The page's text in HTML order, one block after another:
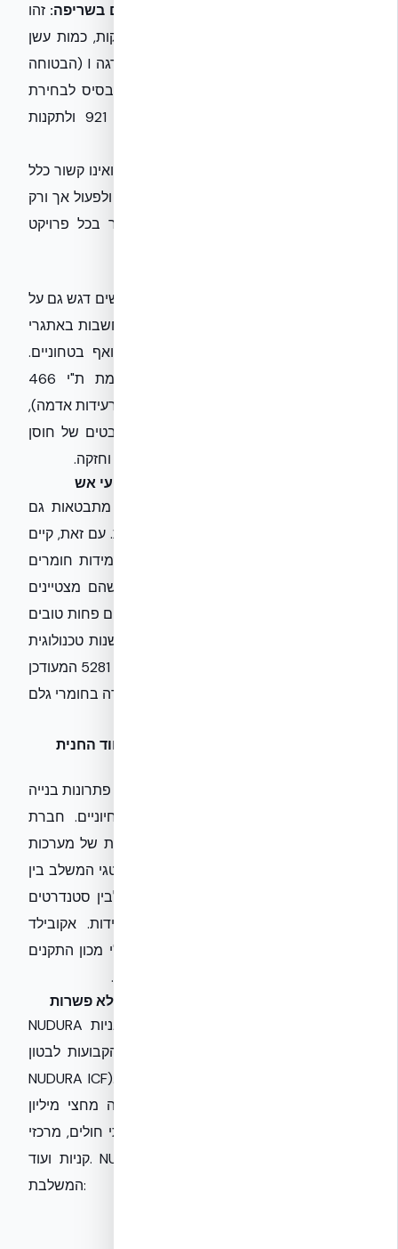
זהו
תקן בסיסי המסווג חומרים לפי דרגות דליקות, כמות עשן
הנפלטת ורעילות התוצרים. הסיווג נע בין דרגה I (הבטוחה
ביותר) לדרגה VI (הדליקה ביותר), ומהווה בסיס לבחירת
חומרי גמר וחיפוי בהתאם לדרישות ת"י 921 ולתקנות
מתייחס לחלונות ואינו קשור כלל
לנושאי אש. יש להימנע מבלבול בין התקנים ולפעול אך ורק
לפי ההנחיות המקצועיות המחמירות ביותר בכל פרויקט
לצד דרישות האש, ת"י 5281 המעודכן צפוי לשים דגש גם על
עמידות ויציבות המבנה לאורך זמן, תוך התחשבות באתגרי
אקלים (רוחות, סופות), איומים סייסמיים ואף בטחוניים.
התקנים הקונסטרוקטיביים הקיימים, כדוגמת ת"י 466
(תכן עמיד בפני רעידות אדמה),
יקבלו משנה תוקף והתייחסות למכלול ההיבטים של חוסן
המבנה, תוך שילוב מעטפת מבנית מתקדמת וחזקה.
בידוד תרמי ואקוסטי: יחסי גומלין עם ביצועי אש
הדרישות לבידוד תרמי ואקוסטי, כפי שהן מתבטאות גם
(בידוד תרמי), הולכות ומחמירות. עם זאת, קיים
מתח מובנה בין הצורך לבודד היטב לבין עמידות חומרים
ורכיבים לאש. חומרי בידוד מסוימים, אף שהם מצטיינים
במאפיינים תרמיים, עלולים להיות בעלי נתונים פחות טובים
בהיבטי בטיחות אש. כאן נכנס לתמונה חדשנות טכנולוגית
המאפשרת שילוב אופטימלי של ביצועים. ת"י 5281 המעודכן
יחייב גישה הוליסטית לנושא, הדורשת מבחירה בחומרי גלם
NUDURA ICF ו-אקובילד סיסטם בע״מ: חוד החנית
בתוך סביבה רגולטורית משתנה ותובענית זו, פתרונות בנייה
חדשניים ומולטי-דיסציפלינריים הופכים לחיוניים. חברת
, היבואנית הבלעדית של מערכות
NUDURA ICF לישראל, מציעה פתרון אסטרטגי המשלב בין
דרישות הבנייה הירוקה המחמירות ביותר לבין סטנדרטים
בלתי מתפשרים של בטיחות, חוזק ועמידות. אקובילד
סיסטם בע״מ מוסמכת ISO 9001:2015 ע"י מכון התקנים
הישראלי, עדות למחויבותה לאיכות ולמצוינות.
NUDURA הוא מותג טכנולוגי פורץ דרך בתחום תבניות
הבידוד הקבועות לבטון (Insulated Concrete Forms –
NUDURA ICF). המערכת פועלת בהצלחה בפריסה עולמית
רחבה, בלמעלה מ-86 מדינות ועם למעלה מחצי מיליון
יחידות דיור, בתי ספר, בסיסים צבאיים, בתי חולים, מרכזי
קניות ועוד. NUDURA ICF מציעה מערכת 6-in-1 מקיפה
המשלבת: